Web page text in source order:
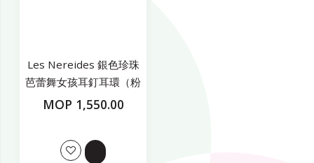
Les Nereides 銀色珍珠
芭蕾舞女孩耳釘耳環（粉
紅水晶）
MOP 1,550.00